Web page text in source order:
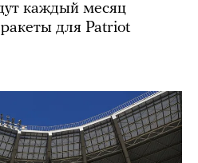
каждый месяц
для Patriot